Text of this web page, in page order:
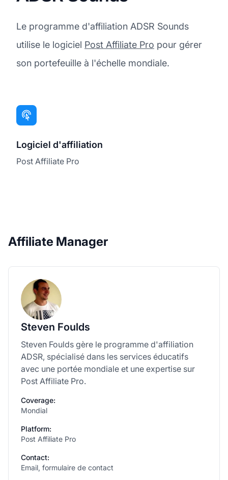
Le programme d'affiliation ADSR Sounds
utilise le logiciel Post Affiliate Pro pour gérer
son portefeuille à l'échelle mondiale.
Logiciel d'affiliation
Post Affiliate Pro
Affiliate Manager
Steven Foulds
Steven Foulds gère le programme d'affiliation
ADSR, spécialisé dans les services éducatifs
avec une portée mondiale et une expertise sur
Post Affiliate Pro.
Coverage:
Mondial
Platform:
Post Affiliate Pro
Contact:
Email, formulaire de contact